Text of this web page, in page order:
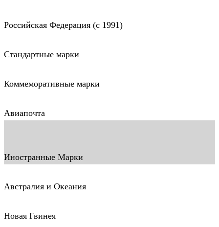
Российская Федерация (c 1991)
Стандартные марки
Коммеморативные марки
Авиапочта
Иностранные Марки
Австралия и Океания
Новая Гвинея